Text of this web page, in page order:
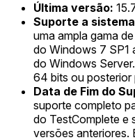
Última versão:
Suporte a
uma ampla gama
do Windows 7 SP1
do Windows
64 bits ou posterior
Data de Fim do
suporte completo
do TestComplete e
versões anteriores.